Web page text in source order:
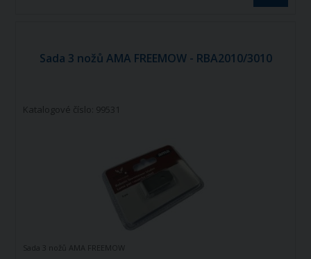
Sada 3 nožů AMA FREEMOW - RBA2010/3010
Katalogové číslo: 99531
Sada 3 nožů AMA FREEMOW